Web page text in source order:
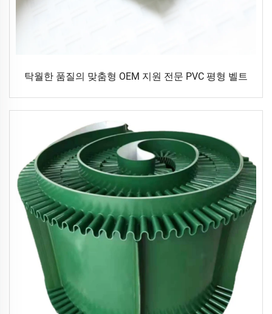
탁월한 품질의 맞춤형 OEM 지원 전문 PVC 평형 벨트